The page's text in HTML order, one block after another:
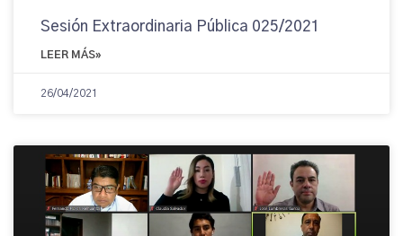
Sesión Extraordinaria Pública 025/2021
LEER MÁS»
26/04/2021